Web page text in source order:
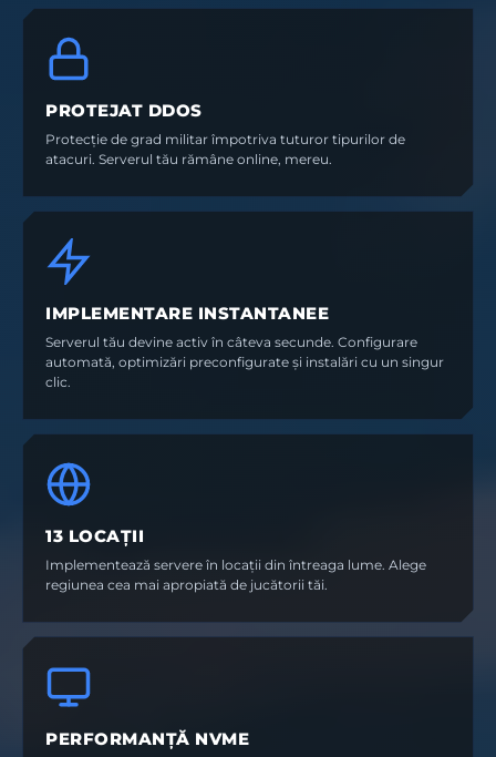
PROTEJAT DDOS
Protecție de grad militar împotriva tuturor tipurilor de
atacuri. Serverul tău rămâne online, mereu.
IMPLEMENTARE INSTANTANEE
Serverul tău devine activ în câteva secunde. Configurare
automată, optimizări preconfigurate și instalări cu un singur
clic.
13 LOCAȚII
Implementează servere în locații din întreaga lume. Alege
regiunea cea mai apropiată de jucătorii tăi.
PERFORMANȚĂ NVME